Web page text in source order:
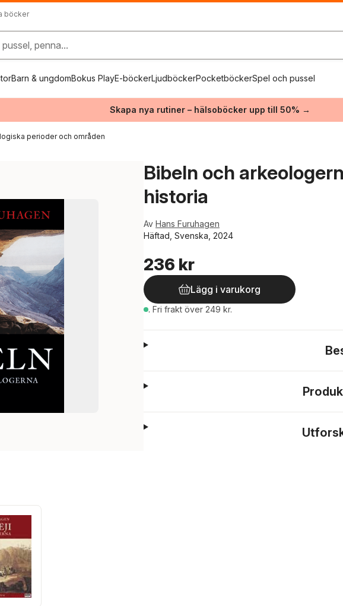
böcker
penna...
Barn & ungdomBokus PlayE-böckerLjudböckerPocketböckerSpel och pussel
Skapa nya rutiner – hälsoböcker upp till 50% →
perioder och områden
Bibeln och
historia
Av Hans Furuhagen
Häftad, Svenska, 2024
236 kr
Lägg i varukorg
. Fri frakt över 249 kr.